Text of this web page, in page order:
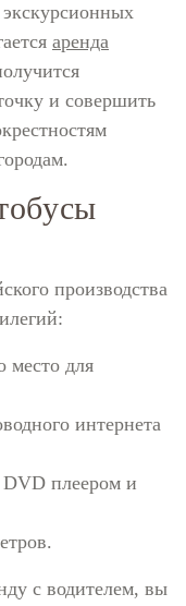
аренда
и совершить
производства
место для
интернета
DVD плеером и
с водителем, вы